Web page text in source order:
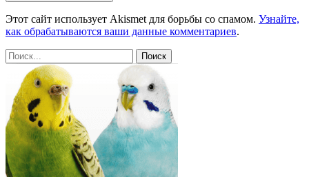
Этот сайт использует Akismet для борьбы со спамом. Узнайте,
как обрабатываются ваши данные комментариев.